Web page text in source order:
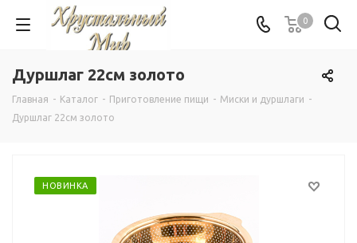
0
Дуршлаг 22см золото
Главная - Каталог - Приготовление пищи - Миски и дуршлаги -
Дуршлаг 22см золото
НОВИНКА